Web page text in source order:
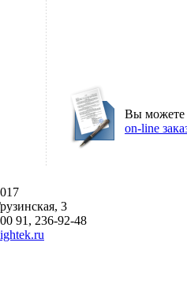
Вы можете
on-line
3
91, 236-92-48